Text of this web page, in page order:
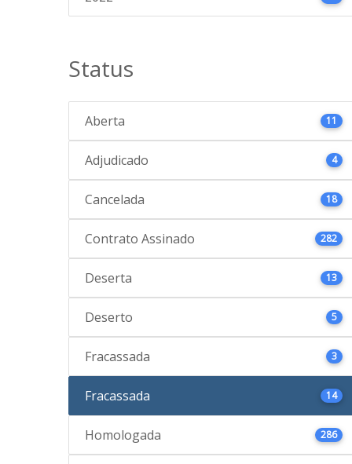
Status
Aberta 11
Adjudicado 4
Cancelada 18
Contrato Assinado 282
Deserta 13
Deserto 5
Fracassada 3
Fracassada 14
Homologada 286